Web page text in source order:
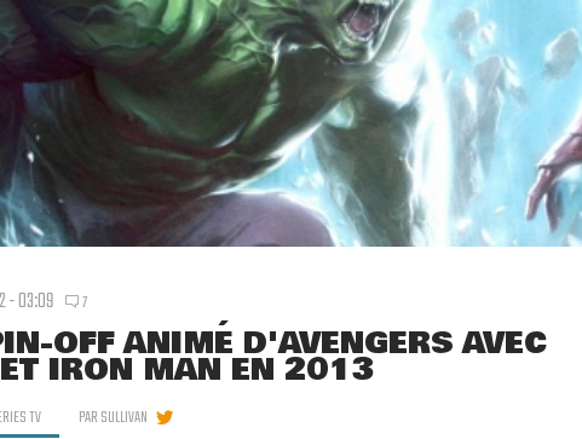
- 03:09 7
OFF ANIMÉ D'AVENGERS AVEC
IRON MAN EN 2013
TV PARSULLIVAN